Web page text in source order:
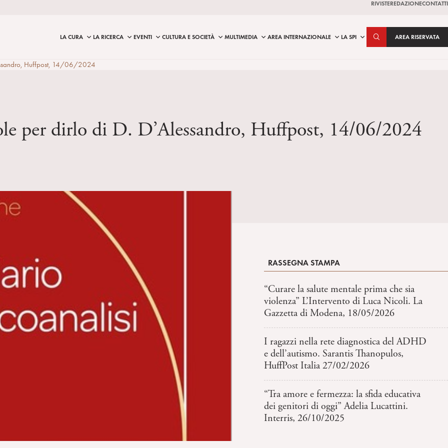
RIVISTEREDAZIONECONTATTI
LA CURA LA RICERCA EVENTI CULTURA E SOCIETÀ MULTIMEDIA AREA INTERNAZIONALE LA SPI AREA RISERVATA
Huffpost, 14/06/2024
per dirlo di D. D’Alessandro, Huffpost, 14/06/2024
RASSEGNA STAMPA
“Curare la salute mentale prima che sia
violenza” L’Intervento di Luca Nicoli. La
Gazzetta di Modena, 18/05/2026
I ragazzi nella rete diagnostica del ADHD
e dell’autismo. Sarantis Thanopulos,
HuffPost Italia 27/02/2026
“Tra amore e fermezza: la sfida educativa
dei genitori di oggi” Adelia Lucattini.
Interris, 26/10/2025